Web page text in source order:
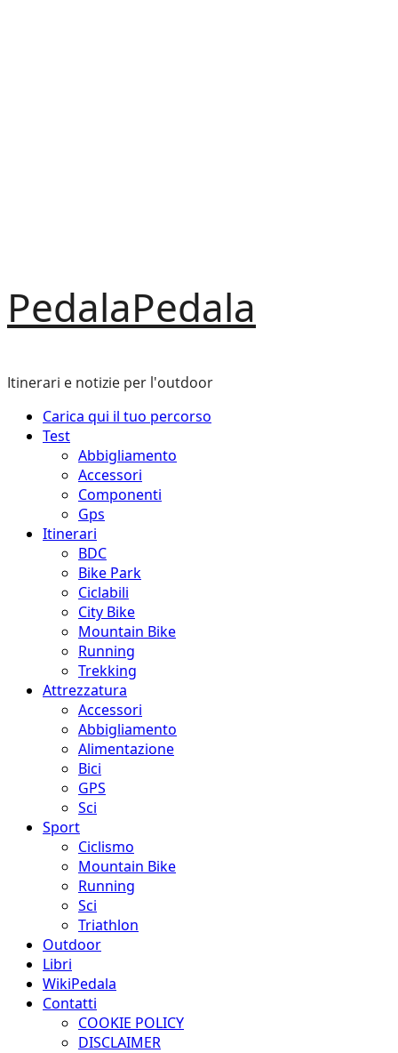
PedalaPedala
Itinerari e notizie per l'outdoor
Menu
principale
Carica qui il tuo percorso
Test
Abbigliamento
Accessori
Componenti
Gps
Itinerari
BDC
Bike Park
Ciclabili
City Bike
Mountain Bike
Running
Trekking
Attrezzatura
Accessori
Abbigliamento
Alimentazione
Bici
GPS
Sci
Sport
Ciclismo
Mountain Bike
Running
Sci
Triathlon
Outdoor
Libri
WikiPedala
Contatti
COOKIE POLICY
DISCLAIMER